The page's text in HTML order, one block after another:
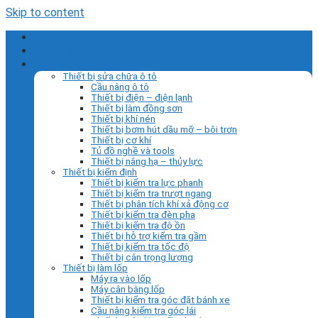
Skip to content
Thiết bị sửa chữa ô tô
Cầu nâng ô tô
Thiết bị điện – điện lạnh
Thiết bị làm đồng sơn
Thiết bị khí nén
Thiết bị bơm hút dầu mỡ – bôi trơn
Thiết bị cơ khí
Tủ đồ nghề và tools
Thiết bị nâng hạ – thủy lực
Thiết bị kiểm định
Thiết bị kiểm tra lực phanh
Thiết bị kiểm tra trượt ngang
Thiết bị phân tích khí xả động cơ
Thiết bị kiểm tra đèn pha
Thiết bị kiểm tra độ ồn
Thiết bị hỗ trợ kiểm tra gầm
Thiết bị kiểm tra tốc độ
Thiết bị cân trọng lượng
Thiết bị làm lốp
Máy ra vào lốp
Máy cân bằng lốp
Thiết bị kiểm tra góc đặt bánh xe
Cầu nâng kiểm tra góc lái